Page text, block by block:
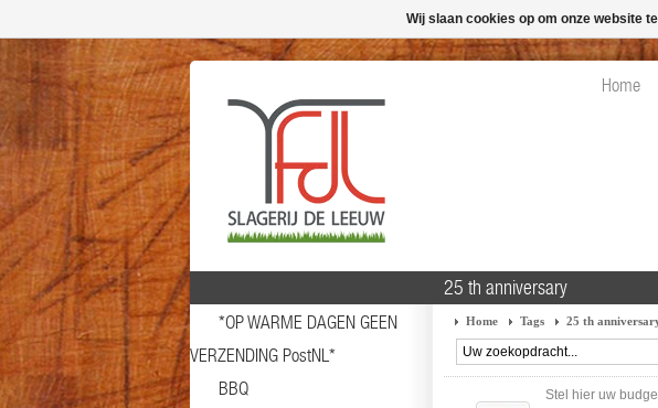
Home
*OP WARME DAGEN GEEN
VERZENDING PostNL*
BBQ
25 th anniversary
Home Tags 25 th
Stel hier uw
Wij slaan cookies op om onze website